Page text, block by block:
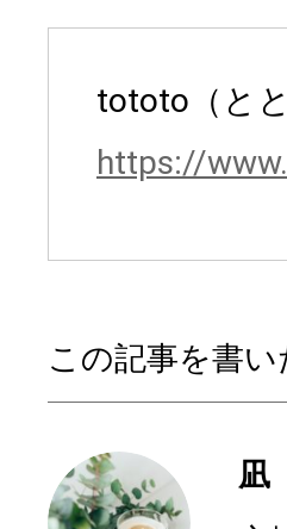
tototo（とと
https://
この記事を書い
凪